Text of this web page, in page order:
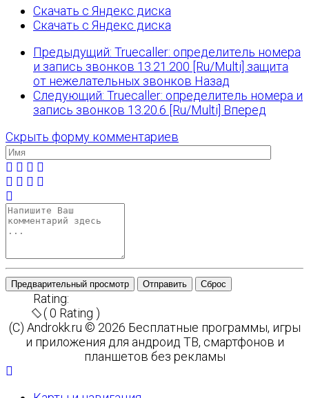
Скачать с Яндекс диска
Скачать с Яндекс диска
Предыдущий: Truecaller: определитель номера
и запись звонков 13.21.200 [Ru/Multi] защита
от нежелательных звонков Назад
Следующий: Truecaller: определитель номера и
запись звонков 13.20.6 [Ru/Multi] Вперед
Скрыть форму комментариев
Предварительный просмотр Отправить Сброс
Rating:
( 0 Rating )
(C) Androkk.ru © 2026 Бесплатные программы, игры
и приложения для андроид ТВ, смартфонов и
планшетов без рекламы